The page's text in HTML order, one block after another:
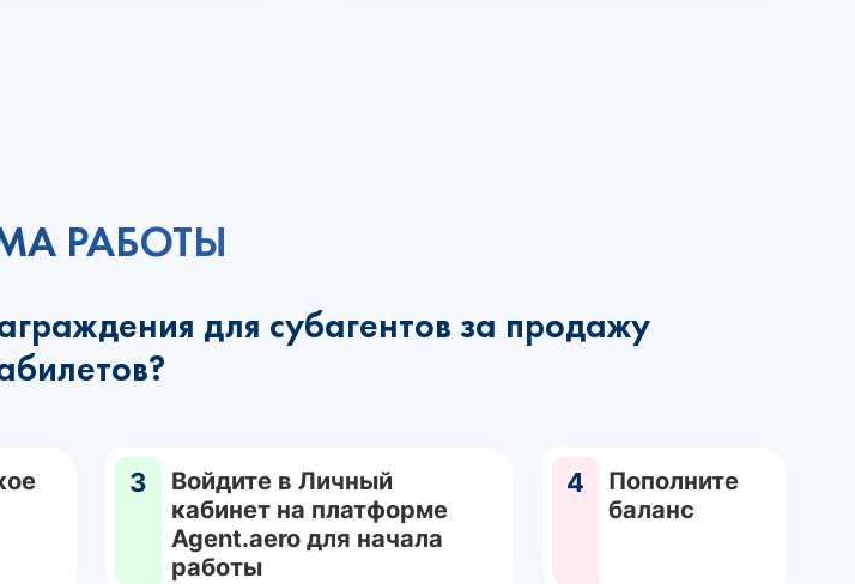
РАБОТЫ
для субагентов за продажу
3
Войдите в Личный
кабинет на платформе
Agent.aero для начала
работы
4
Пополните
баланс